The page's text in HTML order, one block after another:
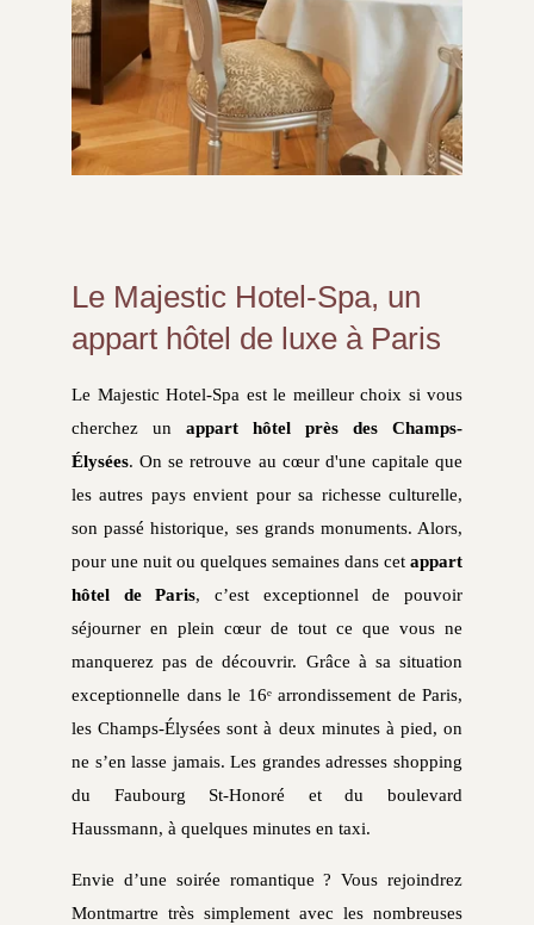
Le Majestic Hotel-Spa, un
appart hôtel de luxe à Paris
Le Majestic Hotel-Spa est le meilleur choix si vous
cherchez un appart hôtel près des Champs-
Élysées. On se retrouve au cœur d'une capitale que
les autres pays envient pour sa richesse culturelle,
son passé historique, ses grands monuments. Alors,
pour une nuit ou quelques semaines dans cet appart
hôtel de Paris, c’est exceptionnel de pouvoir
séjourner en plein cœur de tout ce que vous ne
manquerez pas de découvrir. Grâce à sa situation
exceptionnelle dans le 16ᵉ arrondissement de Paris,
les Champs-Élysées sont à deux minutes à pied, on
ne s’en lasse jamais. Les grandes adresses shopping
du Faubourg St-Honoré et du boulevard
Haussmann, à quelques minutes en taxi.
Envie d’une soirée romantique ? Vous rejoindrez
Montmartre très simplement avec les nombreuses